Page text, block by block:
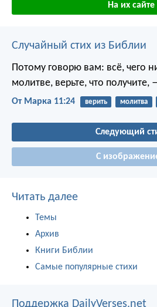
На их сайте
Случайный стих из Библии
Потому говорю вам: всё, чего
молитве, верьте, что получите,
От Марка 11:24 верить молитва
Следующий
С
Читать далее
Темы
Архив
Книги Библии
Самые популярные стихи
Поддержка DailyVerses.net